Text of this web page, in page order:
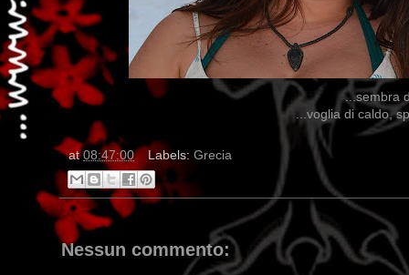
...sembra
...voglia di caldo,
at08:47:00 Labels: Grecia
Nessun commento: